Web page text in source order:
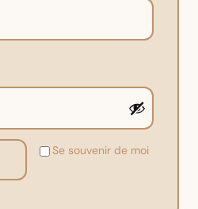
Se souvenir de moi